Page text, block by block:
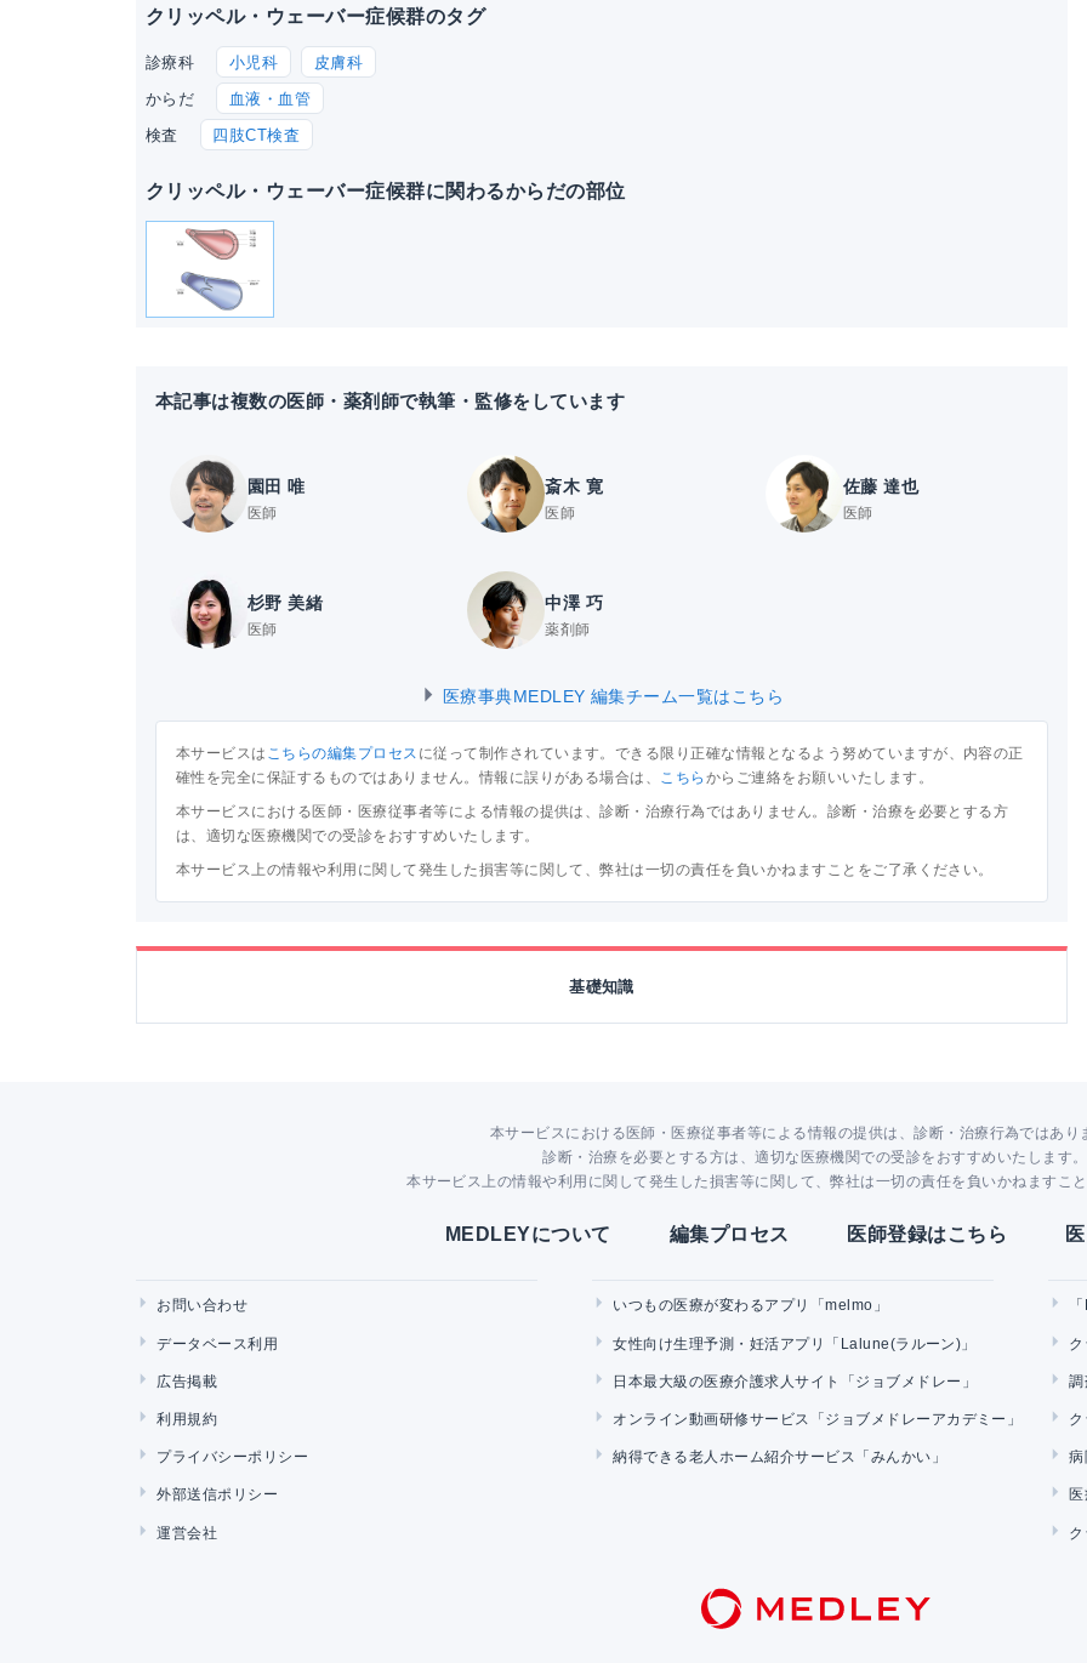
クリッペル・ウェーバー症候群のタグ
診療科 小児科 皮膚科
からだ 血液・血管
検査 四肢CT検査
クリッペル・ウェーバー症候群に関わるからだの部位
本記事は複数の医師・薬剤師で執筆・監修をしています
園田 唯
医師
斎木 寛
医師
佐藤 達也
医師
杉野 美緒
医師
中澤 巧
薬剤師
医療事典MEDLEY 編集チーム一覧はこちら
本サービスは こちらの編集プロセス に従って制作されています。できる限り正確な情報となるよう努めていますが、内容の正
確性を完全に保証するものではありません。情報に誤りがある場合は、 こちら からご連絡をお願いいたします。
本サービスにおける医師・医療従事者等による情報の提供は、診断・治療行為ではありません。診断・治療を必要とする方
は、適切な医療機関での受診をおすすめいたします。
本サービス上の情報や利用に関して発生した損害等に関して、弊社は一切の責任を負いかねますことをご了承ください。
基礎知識
本サービスにおける医師・医療従事者等による情報の提供は、診断・治療行為ではあり
診断・治療を必要とする方は、適切な医療機関での受診をおすすめいたします。
本サービス上の情報や利用に関して発生した損害等に関して、弊社は一切の責任を負いかねますこ
MEDLEYについて 編集プロセス 医師登録はこちら
お問い合わせ
データベース利用
広告掲載
利用規約
プライバシーポリシー
外部送信ポリシー
運営会社
いつもの医療が変わるアプリ「melmo」
女性向け生理予測・妊活アプリ「Lalune(ラルーン)」
日本最大級の医療介護求人サイト「ジョブメドレー」
オンライン動画研修サービス「ジョブメドレーアカデミー」
納得できる老人ホーム紹介サービス「みんかい」